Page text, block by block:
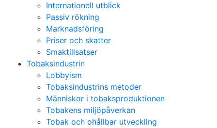
Internationell utblick
Passiv rökning
Marknadsföring
Priser och skatter
Smaktillsatser
Tobaksindustrin
Lobbyism
Tobaksindustrins metoder
Människor i tobaksproduktionen
Tobakens miljöpåverkan
Tobak och ohållbar utveckling